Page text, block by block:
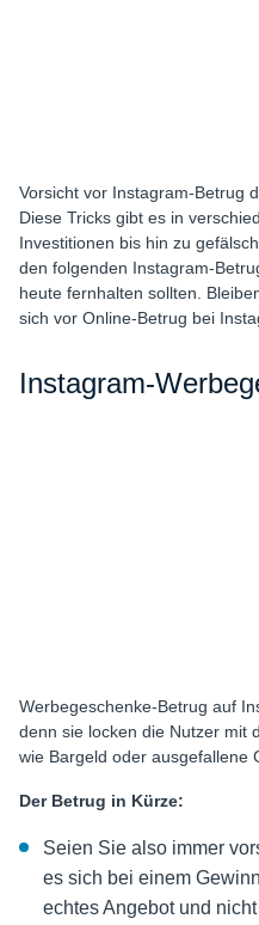
Vorsicht vor Instagram-Betrug
Diese Tricks gibt es in
Investitionen bis hin zu
den folgenden Instagram-
heute fernhalten sollten.
sich vor Online-Betrug bei
Instagram-
Werbegeschenke-Betrug auf
denn sie locken die Nutzer mit
wie Bargeld oder ausgefallene
Der Betrug in Kürze:
Seien Sie also immer
es sich bei einem
echtes Angebot und